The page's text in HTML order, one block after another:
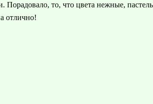
то, что цвета нежные,
отлично!